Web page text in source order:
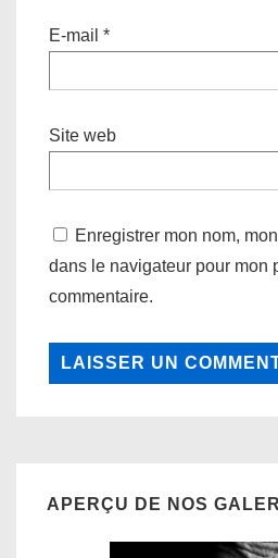
E-mail *
Site web
Enregistrer mon nom,
dans le navigateur pour mon
commentaire.
APERÇU DE NOS